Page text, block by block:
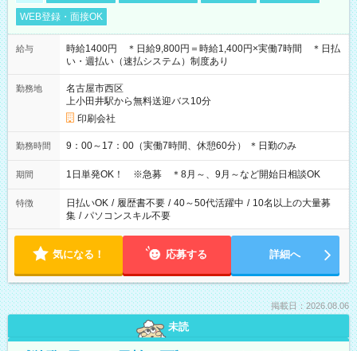
WEB登録・面接OK
給与
時給1400円 ＊日給9,800円＝時給1,400円×実働7時間 ＊日払
い・週払い（速払システム）制度あり
勤務地
名古屋市西区
上小田井駅から無料送迎バス10分
印刷会社
勤務時間 9：00～17：00（実働7時間、休憩60分） ＊日勤のみ
期間 1日単発OK！ ※急募 ＊8月～、9月～など開始日相談OK
特徴 日払いOK / 履歴書不要 / 40～50代活躍中 / 10名以上の大量募
集 / パソコンスキル不要
気になる！ 応募する 詳細へ
掲載日：2026.08.06
未読